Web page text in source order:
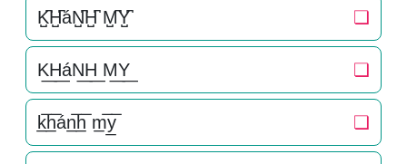
K̺͆H̺͆áN̺͆H̺͆ M̺͆Y̺͆ ❏
K͟H͟áN͟H͟ M͟Y͟ ❏
k̲̅h̲̅án̲̅h̲̅ m̲̅y̲̅ ❏